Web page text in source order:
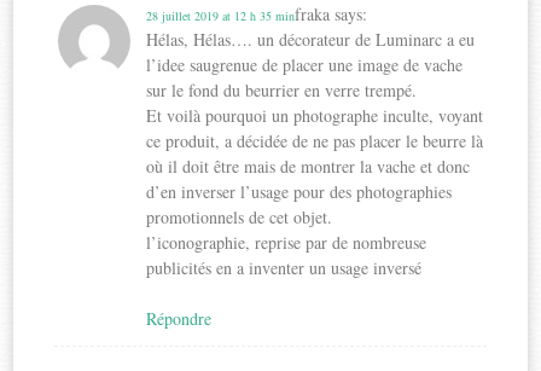
fraka says:
28 juillet 2019 at 12 h 35 min
Hélas, Hélas…. un décorateur de Luminarc a eu
l’idee saugrenue de placer une image de vache
sur le fond du beurrier en verre trempé.
Et voilà pourquoi un photographe inculte, voyant
ce produit, a décidée de ne pas placer le beurre là
où il doit être mais de montrer la vache et donc
d’en inverser l’usage pour des photographies
promotionnels de cet objet.
l’iconographie, reprise par de nombreuse
publicités en a inventer un usage inversé
Répondre